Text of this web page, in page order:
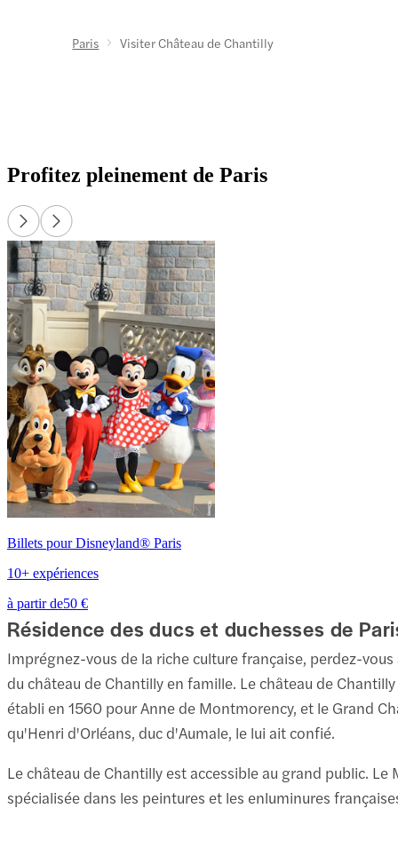
Paris Visiter Château de Chantilly
Profitez pleinement de Paris
Billets pour Disneyland® Paris
10+ expériences
à partir de50 €
Résidence des ducs et duchesses de
Imprégnez-vous de la riche culture française, perdez-
du château de Chantilly en famille. Le château de
établi en 1560 pour Anne de Montmorency, et le Grand
qu'Henri d'Orléans, duc d'Aumale, le lui ait confié.
Le château de Chantilly est accessible au grand public.
spécialisée dans les peintures et les enluminures